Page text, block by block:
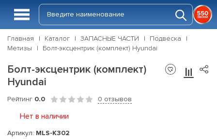
Главная Каталог ЗАПАСНЫЕ ЧАСТИ
Подвеска
Метизы
Болт-эксцентрик (комплект) Hyundai
Болт-эксцентрик (комплект)
Hyundai
Рейтинг 0.0 0 отзывов
Нет в наличии
Артикул: MLS-K302